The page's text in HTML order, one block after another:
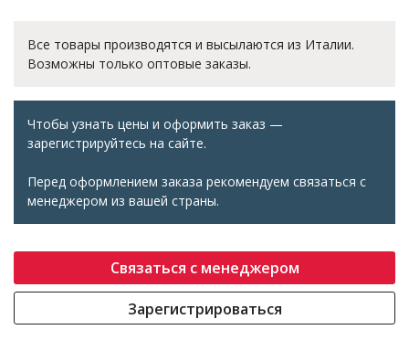
Все товары производятся и высылаются из Италии.
Возможны только оптовые заказы.
Чтобы узнать цены и оформить заказ —
зарегистрируйтесь на сайте.
Перед оформлением заказа рекомендуем связаться с
менеджером из вашей страны.
Связаться с менеджером
Зарегистрироваться